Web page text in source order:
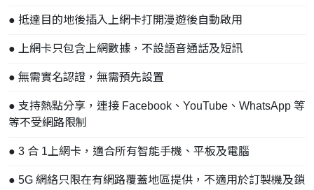
● 抵達目的地後插入上網卡打開漫遊後自動啟用
● 上網卡只包含上網數據，不設語音通話及短訊
● 無需實名認證，無需預先設置
● 支持熱點分享，連接 Facebook、YouTube、WhatsApp 等
等不受網路限制
● 3 合 1上網卡，適合所有智能手機、平板及電腦
● 5G 網絡只限在有網路覆蓋地區提供，不適用於訂製機及鎖